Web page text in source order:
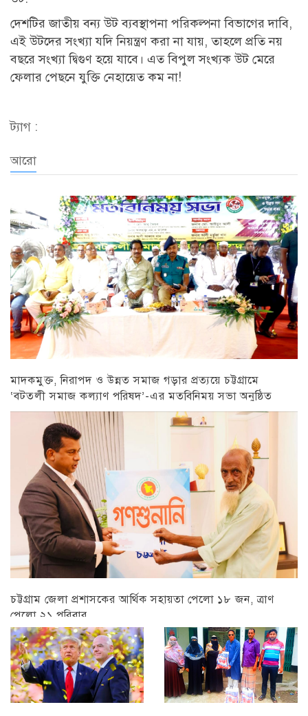
দেশটির জাতীয় বন্য উট ব্যবস্থাপনা পরিকল্পনা বিভাগের দাবি,
এই উটদের সংখ্যা যদি নিয়ন্ত্রণ করা না যায়, তাহলে প্রতি নয়
বছরে সংখ্যা দ্বিগুণ হয়ে যাবে। এত বিপুল সংখ্যক উট মেরে
ফেলার পেছনে যুক্তি নেহায়েত কম না!
ট্যাগ :
আরো
মাদকমুক্ত, নিরাপদ ও উন্নত সমাজ গড়ার প্রত্যয়ে চট্টগ্রামে
‘বটতলী সমাজ কল্যাণ পরিষদ’-এর মতবিনিময় সভা অনুষ্ঠিত
চট্টগ্রাম
চট্টগ্রাম জেলা প্রশাসকের আর্থিক সহায়তা পেলো ১৮ জন, ত্রাণ
পেলো ২১ পরিবার
চট্টগ্রাম